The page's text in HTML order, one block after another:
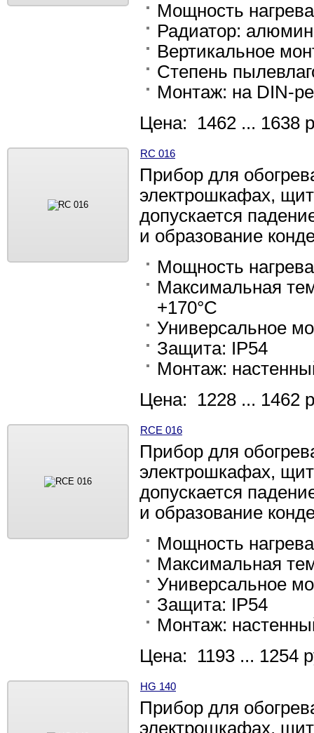
Мощность
Радиатор:
Вертикальное
Степень
Монтаж: на DIN-
Цена: 1462 ... 1638
RC 016
Прибор для
электрошкафах,
допускается
и образование
Мощность
Максимальная
+170°С
Универсальное
Защита: IP54
Монтаж:
Цена: 1228 ... 1462
RCE 016
Прибор для
электрошкафах,
допускается
и образование
Мощность
Максимальная
Универсальное
Защита: IP54
Монтаж:
Цена: 1193 ... 1254
HG 140
Прибор для
электрошкафах,